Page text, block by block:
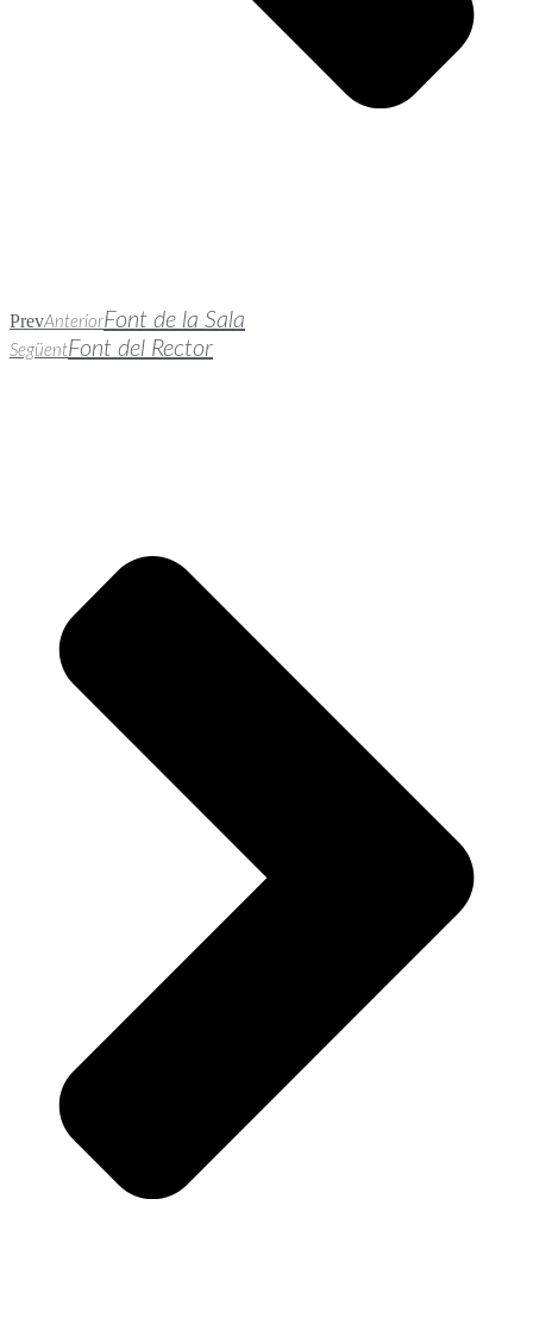
PrevAnteriorFont de la Sala
SegüentFont del Rector